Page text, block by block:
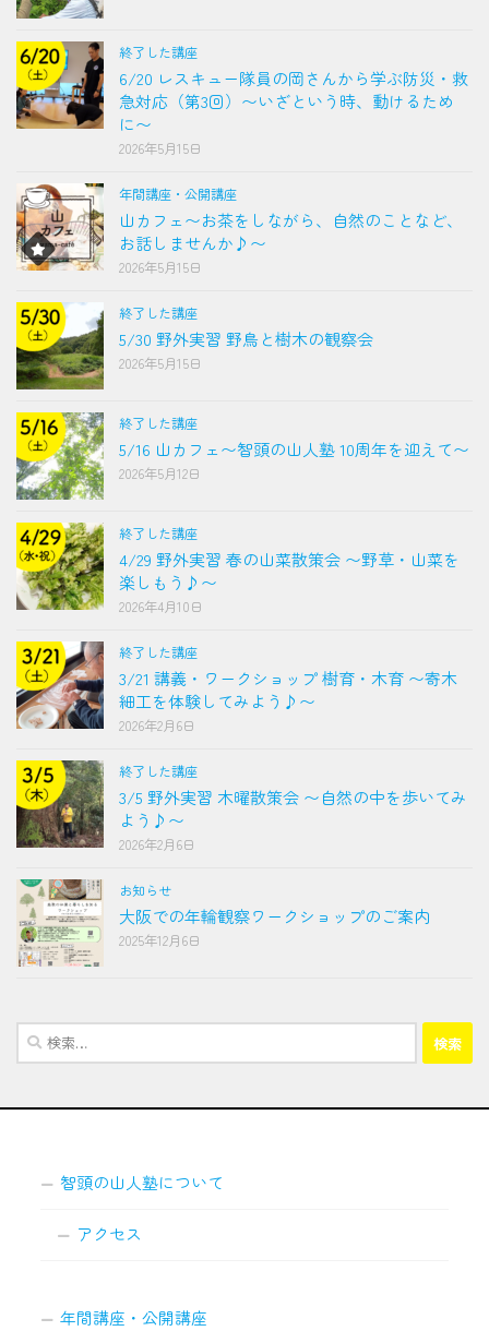
終了した講座
6/20 レスキュー隊員の岡さんから学ぶ防災・救
急対応（第3回）〜いざという時、動けるため
に〜
2026年5月15日
年間講座・公開講座
山カフェ〜お茶をしながら、自然のことなど、
お話しませんか♪〜
2026年5月15日
終了した講座
5/30 野外実習 野鳥と樹木の観察会
2026年5月15日
終了した講座
5/16 山カフェ〜智頭の山人塾 10周年を迎えて〜
2026年5月12日
終了した講座
4/29 野外実習 春の山菜散策会 〜野草・山菜を
楽しもう♪〜
2026年4月10日
終了した講座
3/21 講義・ワークショップ 樹育・木育 〜寄木
細工を体験してみよう♪〜
2026年2月6日
終了した講座
3/5 野外実習 木曜散策会 〜自然の中を歩いてみ
よう♪〜
2026年2月6日
お知らせ
大阪での年輪観察ワークショップのご案内
2025年12月6日
検
索:
智頭の山人塾について
アクセス
年間講座・公開講座